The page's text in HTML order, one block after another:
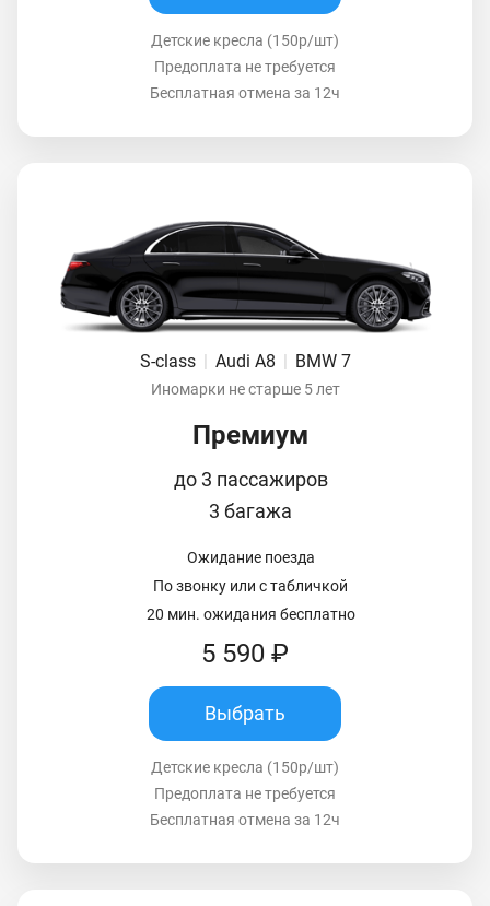
Детские кресла (150р/шт)
Предоплата не требуется
Бесплатная отмена за 12ч
S-class | Audi A8 | BMW 7
Иномарки не старше 5 лет
Премиум
до 3 пассажиров
3 багажа
Ожидание поезда
По звонку или с табличкой
20 мин. ожидания бесплатно
5 590 ₽
Выбрать
Детские кресла (150р/шт)
Предоплата не требуется
Бесплатная отмена за 12ч